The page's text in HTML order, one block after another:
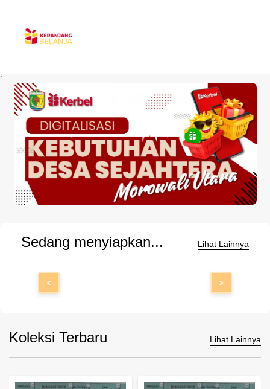
`
Sedang menyiapkan... Lihat Lainnya
< >
Koleksi Terbaru Lihat Lainnya